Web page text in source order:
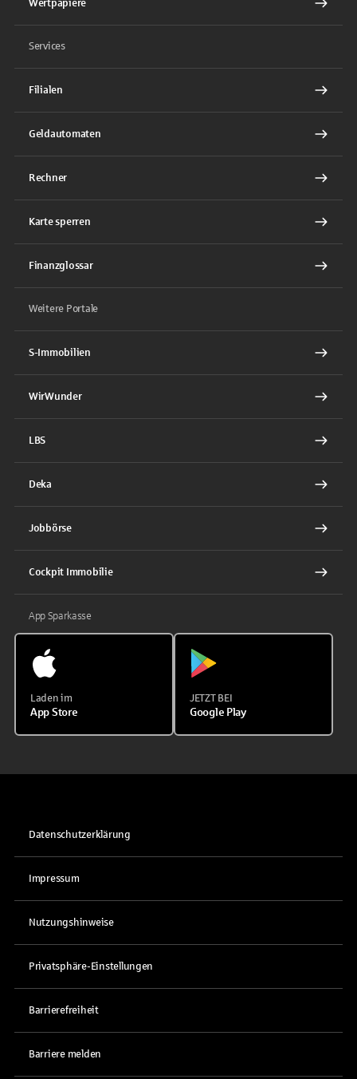
Wertpapiere
Services
Filialen
Geldautomaten
Rechner
Karte sperren
Finanzglossar
Weitere Portale
S-Immobilien
WirWunder
LBS
Deka
Jobbörse
Cockpit Immobilie
App Sparkasse
Laden im
App Store
JETZT BEI
Google Play
Datenschutzerklärung
Impressum
Nutzungshinweise
Privatsphäre-Einstellungen
Barrierefreiheit
Barriere melden